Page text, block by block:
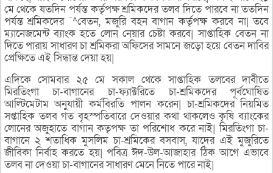
মে থেকে যতদিন পর্যন্ত কর্তৃপক্ষ শ্রমিকদের তলব দিতে পারবে না ততদিন
পর্যন্ত শ্রমিকদের ¯^বেতন, মজুরি বহন বাগান কর্তৃপক্ষ করবে না| তবে
ম্যানেজমেন্ট ব্যাংক হতে লোন নেয়ার চেষ্টা করবে| সাপ্তাহিক বেতন না
দিতে পারায় সাধারণ চা শ্রমিকরা অফিসের সামনে জড়ো হয়ে বেতন দাবির
প্রেক্ষিতে এই সিন্ধান্ত দেয়া হয়|
এদিকে সোমবার ২৫ মে সকাল থেকে সাপ্তাহিক তলবের দাবীতে
মিরতিংগা চা-বাগানের চা-ফ্যাক্টরিতে চা-শ্রমিকদের পূর্বঘোষিত
আল্টিমেটাম অনুযায়ী কর্মবিরতি পালন করেন| চা-শ্রমিকদের নিয়মিত
সপ্তাহিক তলব গত বৃহস্পতিবারে দেওয়ার কথা থাকলেও কৃষি ব্যাংকের
লোনের অজুহাতে বাগান কতৃপক্ষ তা পরিশোধ করে নাই| মিরতিংগা চা-
বাগানে ২ শতাধিক মুসলিম চা-শ্রমিকের বসবাস, যাদের এই মুজুরিতে
জীবিকা নির্বাহ করতে হয়| পবিত্র ঈদ-উল-আজাহার ঠিক আগে এভাবে
তলব না দেওয়া চা-বাগানের সাধারণ মেনে নিতে পারে নাই|